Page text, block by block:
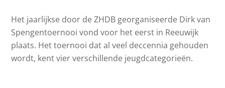
Het jaarlijkse door de ZHDB georganiseerde Dirk van
Spengentoernooi vond voor het eerst in Reeuwijk
plaats. Het toernooi dat al veel deccennia gehouden
wordt, kent vier verschillende jeugdcategorieën.